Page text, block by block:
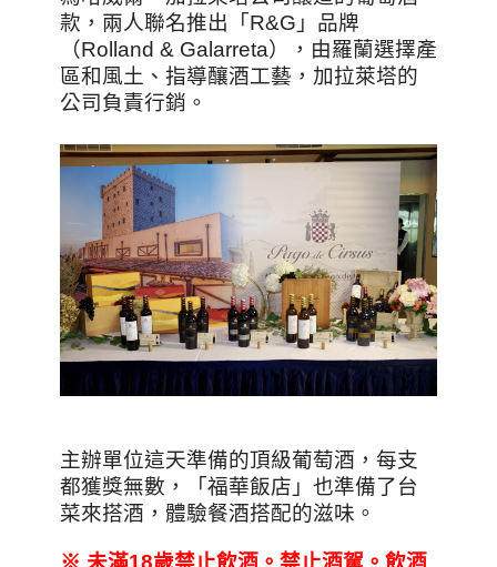
款，兩人聯名推出「R&G」品牌
（Rolland & Galarreta），由羅蘭選擇產
區和風土、指導釀酒工藝，加拉萊塔的
公司負責行銷。
主辦單位這天準備的頂級葡萄酒，每支
都獲獎無數，「福華飯店」也準備了台
菜來搭酒，體驗餐酒搭配的滋味。
※ 未滿18歲禁止飲酒。禁止酒駕。飲酒